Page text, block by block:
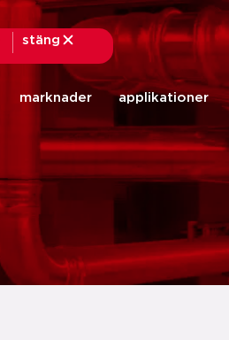
stäng
marknader applikationer